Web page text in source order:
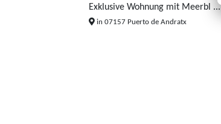
Exklusive Wohnung mit Meerbl ...
in 07157 Puerto de Andratx